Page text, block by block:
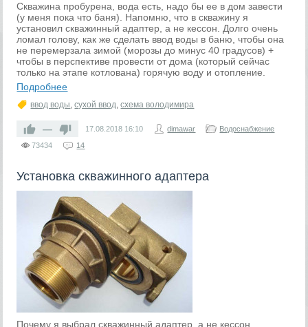
Скважина пробурена, вода есть, надо бы ее в дом завести
(у меня пока что баня). Напомню, что в скважину я
установил скважинный адаптер, а не кессон. Долго очень
ломал голову, как же сделать ввод воды в баню, чтобы она
не перемерзала зимой (морозы до минус 40 градусов) +
чтобы в перспективе провести от дома (который сейчас
только на этапе котлована) горячую воду и отопление.
Подробнее
ввод воды,сухой ввод,схема володимира
— 17.08.2018 16:10 dimawar
Водоснабжение
73434
14
Установка скважинного адаптера
Почему я выбрал скважинный адаптер, а не кессон